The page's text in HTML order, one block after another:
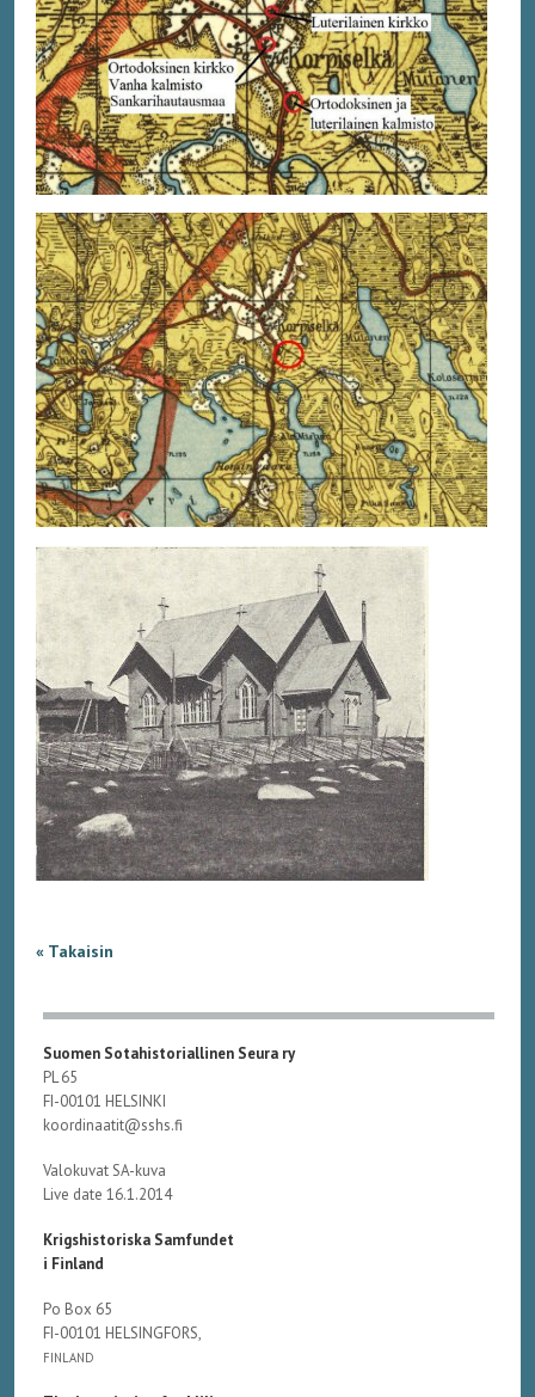
« Takaisin
Suomen Sotahistoriallinen Seura ry
PL 65
FI-00101 HELSINKI
koordinaatit@sshs.fi
Valokuvat SA-kuva
Live date 16.1.2014
Krigshistoriska Samfundet
i Finland
Po Box 65
FI-00101 HELSINGFORS,
FINLAND